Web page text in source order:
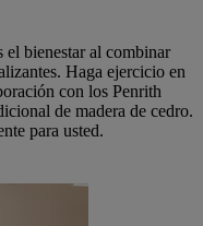
bienestar al combinar
Haga ejercicio en
con los Penrith
de madera de cedro.
para usted.